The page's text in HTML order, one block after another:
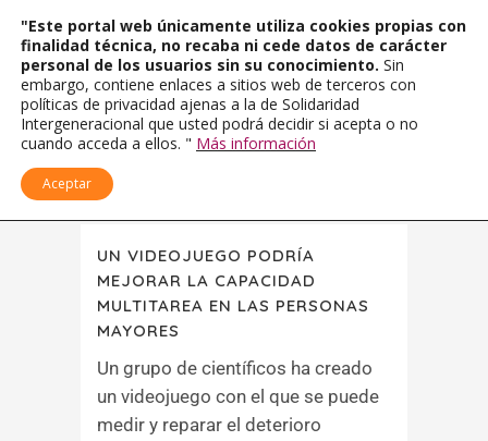
UN VIDEOJUEGO PODRÍA
MEJORAR LA CAPACIDAD
MULTITAREA EN LAS PERSONAS
MAYORES
Un grupo de científicos ha creado
un videojuego con el que se puede
medir y reparar el deterioro
"Este portal web únicamente utiliza cookies propias con
finalidad técnica, no recaba ni cede datos de carácter
personal de los usuarios sin su conocimiento. Sin
embargo, contiene enlaces a sitios web de terceros con
políticas de privacidad ajenas a la de Solidaridad
Intergeneracional que usted podrá decidir si acepta o no
cuando acceda a ellos. " Más información
Aceptar